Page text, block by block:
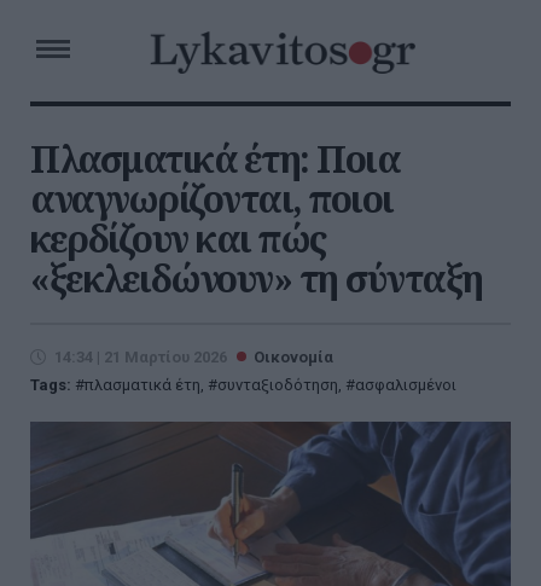
Πλασματικά έτη: Ποια
αναγνωρίζονται, ποιοι
κερδίζουν και πώς
«ξεκλειδώνουν» τη σύνταξη
14:34 | 21 Μαρτίου 2026
Οικονομία
Tags:
πλασματικά έτη, συνταξιοδότηση, ασφαλισμένοι